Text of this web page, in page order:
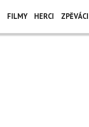
FILMY HERCI ZPĚVÁCI